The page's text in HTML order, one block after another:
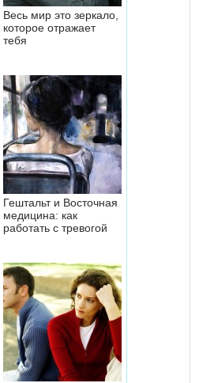
Весь мир это зеркало,
которое отражает
тебя
Гештальт и Восточная
медицина: как
работать с тревогой